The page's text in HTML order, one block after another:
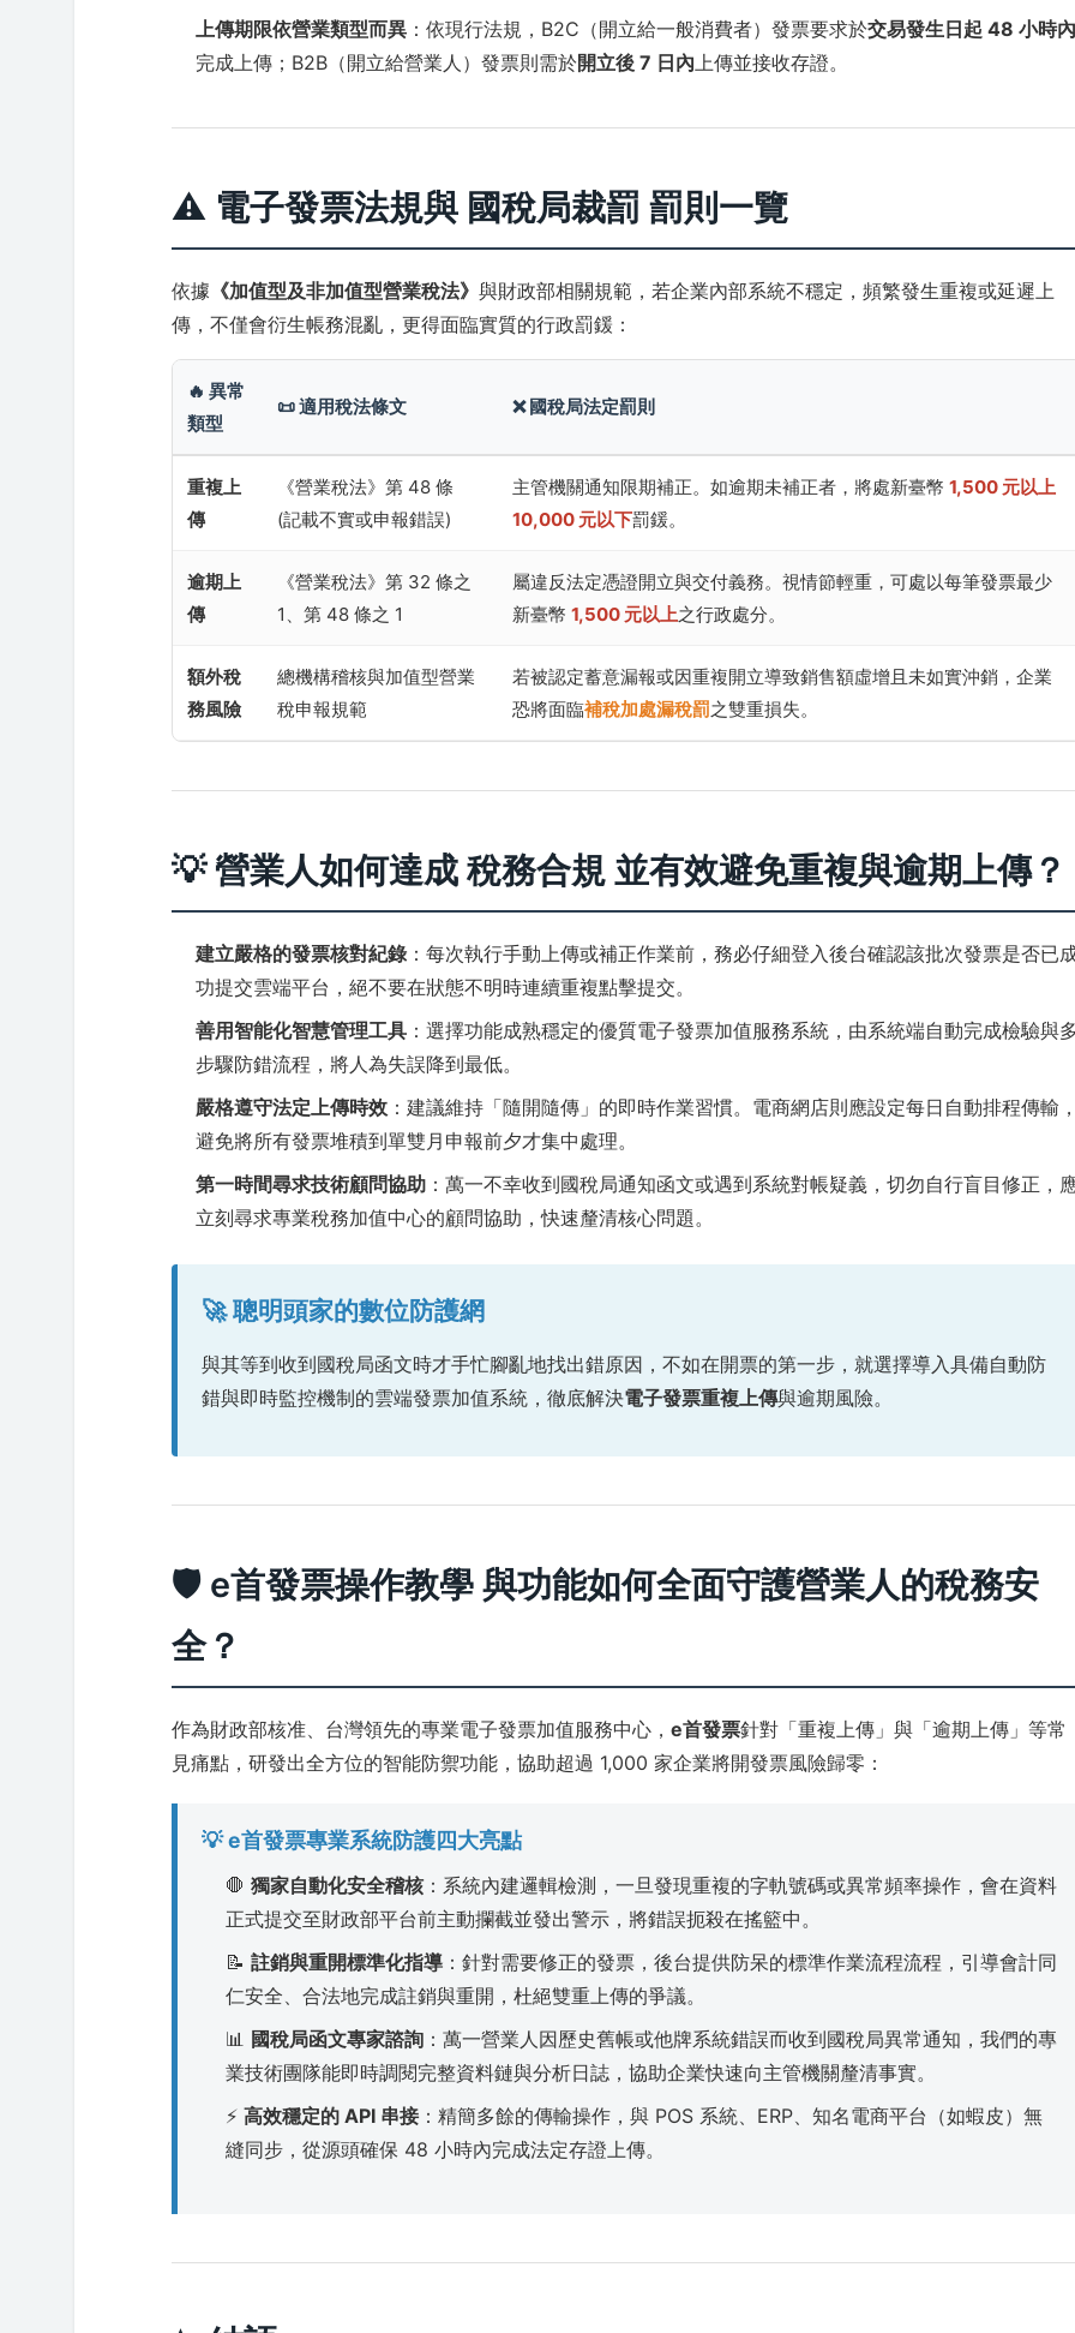
上傳期限依營業類型而異 ：依現行法規，B2C（開立給一般消費者）發票要求於交易發生日起 48 小時內
完成上傳；B2B（開立給營業人）發票則需於開立後 7 日內上傳並接收存證。
⚠️ 電子發票法規與 國稅局裁罰 罰則一覽
依據 《加值型及非加值型營業稅法》與財政部相關規範，若企業內部系統不穩定，頻繁發生重複或延遲上
傳，不僅會衍生帳務混亂，更得面臨實質的行政罰鍰：
🔥 異常
類型
📜 適用稅法條文 ❌ 國稅局法定罰則
重複上
傳
《營業稅法》第 48 條
(記載不實或申報錯誤)
主管機關通知限期補正。如逾期未補正者，將處新臺幣1,500 元以上
10,000 元以下罰鍰。
逾期上
傳
《營業稅法》第 32 條之
1、第 48 條之 1
屬違反法定憑證開立與交付義務。視情節輕重，可處以每筆發票最少
新臺幣1,500 元以上之行政處分。
額外稅
務風險
總機構稽核與加值型營業
稅申報規範
若被認定蓄意漏報或因重複開立導致銷售額虛增且未如實沖銷，企業
恐將面臨補稅加處漏稅罰之雙重損失。
💡 營業人如何達成 稅務合規 並有效避免重複與逾期上傳？
建立嚴格的發票核對紀錄：每次執行手動上傳或補正作業前，務必仔細登入後台確認該批次發票是否已
功提交雲端平台，絕不要在狀態不明時連續重複點擊提交。
善用智能化智慧管理工具 ：選擇功能成熟穩定的優質電子發票加值服務系統，由系統端自動完成檢驗與
步驟防錯流程，將人為失誤降到最低。
嚴格遵守法定上傳時效 ：建議維持「隨開隨傳」的即時作業習慣。電商網店則應設定每日自動排程傳輸，
避免將所有發票堆積到單雙月申報前夕才集中處理。
第一時間尋求技術顧問協助 ：萬一不幸收到國稅局通知函文或遇到系統對帳疑義，切勿自行盲目修正，
立刻尋求專業稅務加值中心的顧問協助，快速釐清核心問題。
🚀 聰明頭家的數位防護網
與其等到收到國稅局函文時才手忙腳亂地找出錯原因，不如在開票的第一步，就選擇導入具備自動防
錯與即時監控機制的雲端發票加值系統，徹底解決電子發票重複上傳與逾期風險。
🛡️ e首發票操作教學 與功能如何全面守護營業人的稅務安
全？
作為財政部核准、台灣領先的專業電子發票加值服務中心，e首發票針對「重複上傳」與「逾期上傳」等常
見痛點，研發出全方位的智能防禦功能，協助超過 1,000 家企業將開發票風險歸零：
💡 e首發票專業系統防護四大亮點
🛑獨家自動化安全稽核：系統內建邏輯檢測，一旦發現重複的字軌號碼或異常頻率操作，會在資料
正式提交至財政部平台前主動攔截並發出警示，將錯誤扼殺在搖籃中。
📝註銷與重開標準化指導 ：針對需要修正的發票，後台提供防呆的標準作業流程流程，引導會計同
仁安全、合法地完成註銷與重開，杜絕雙重上傳的爭議。
📊 國稅局函文專家諮詢 ：萬一營業人因歷史舊帳或他牌系統錯誤而收到國稅局異常通知，我們的專
業技術團隊能即時調閱完整資料鏈與分析日誌，協助企業快速向主管機關釐清事實。
⚡高效穩定的 API 串接：精簡多餘的傳輸操作，與 POS 系統、ERP、知名電商平台（如蝦皮）無
縫同步，從源頭確保 48 小時內完成法定存證上傳。